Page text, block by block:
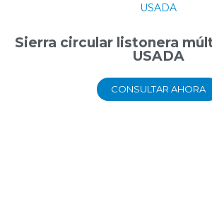
USADA
Sierra circular listonera
USADA
CONSULTAR AHORA